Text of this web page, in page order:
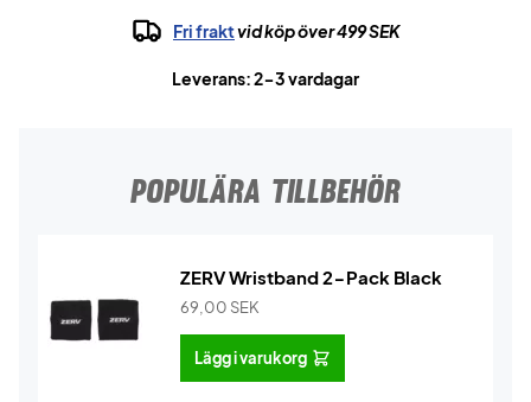
Fri fraktvid köp över 499 SEK
Leverans: 2-3 vardagar
POPULÄRA TILLBEHÖR
ZERV Wristband 2-Pack Black
69,00 SEK
Lägg i varukorg